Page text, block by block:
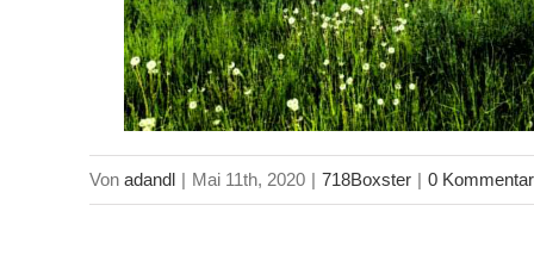
Von adandl | Mai 11th, 2020 | 718Boxster | 0